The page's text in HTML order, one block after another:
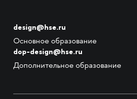
design@hse.ru
Основное образование
dop-design@hse.ru
Дополнительное образование